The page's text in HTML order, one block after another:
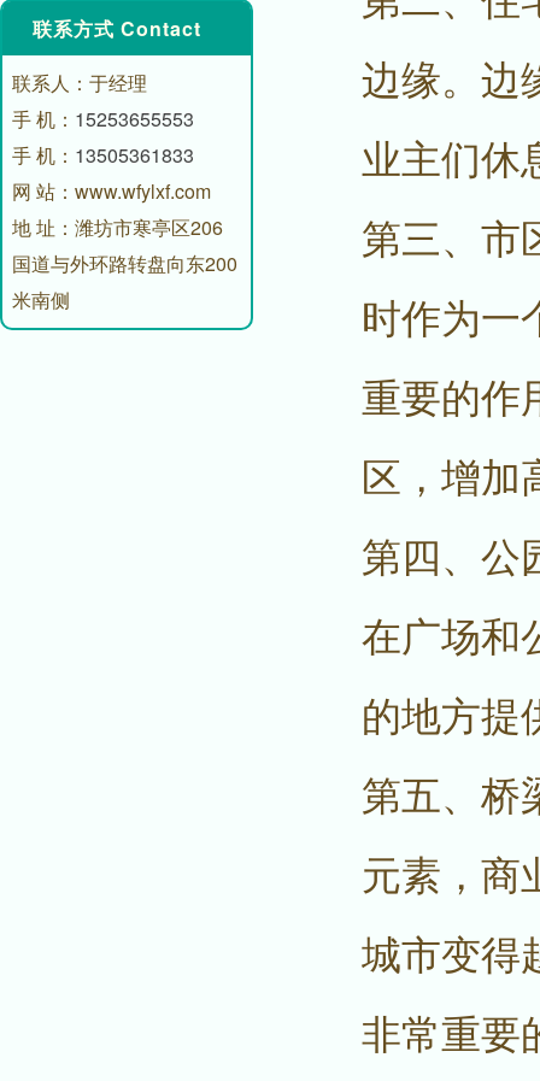
联系方式 Contact
联系人：于经理
手 机： 15253655553
手 机： 13505361833
网 站：www.wfylxf.com
地 址：潍坊市寒亭区206
国道与外环路转盘向东200
米南侧
边缘。边
业主们休
第三、市
时作为一
重要的作
区，增加
第四、公
在广场和
的地方提
第五、桥
元素，商
城市变得
非常重要